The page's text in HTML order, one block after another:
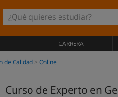
CARRERA
de Calidad Online
Curso de Experto en